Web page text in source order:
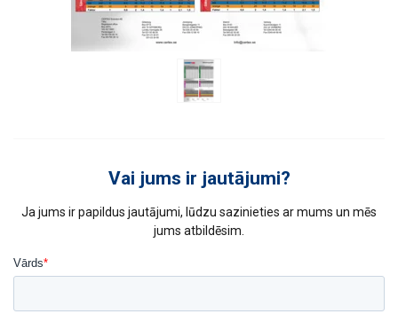
Vai jums ir jautājumi?
Ja jums ir papildus jautājumi, lūdzu sazinieties ar mums un mēs
jums atbildēsim.